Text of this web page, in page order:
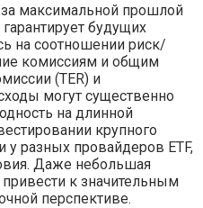
максимальной прошлой
будущих
на соотношении риск/
комиссиям и общим
(TER) и
могут существенно
на длинной
крупного
у разных провайдеров ETF,
Даже небольшая
к значительным
перспективе.